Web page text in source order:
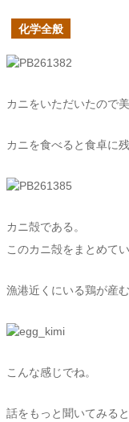
化学全般
カニをいただいたので
カニを食べると食卓に残
カニ殻である。
このカニ殻をまとめて
漁港近くにいる鶏が産
こんな感じでね。
話をもっと聞いてみる